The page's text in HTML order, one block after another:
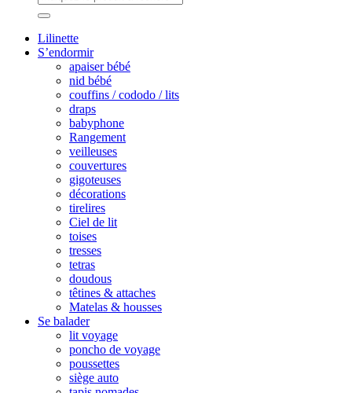
Lilinette
S’endormir
apaiser bébé
nid bébé
couffins / cododo / lits
draps
babyphone
Rangement
veilleuses
couvertures
gigoteuses
décorations
tirelires
Ciel de lit
toises
tresses
tetras
doudous
têtines & attaches
Matelas & housses
Se balader
lit voyage
poncho de voyage
poussettes
siège auto